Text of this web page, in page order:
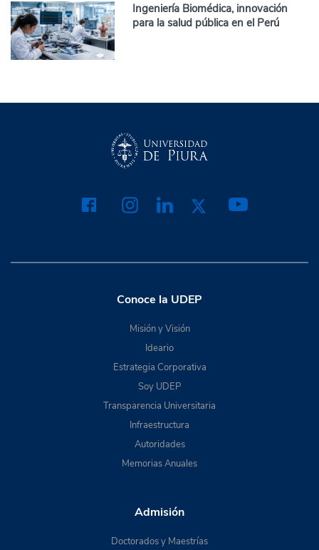
Ingeniería Biomédica, innovación
para la salud pública en el Perú
Conoce la UDEP
Misión y Visión
Ideario
Estrategia Corporativa
Soy UDEP
Transparencia Universitaria
Infraestructura
Autoridades
Memorias Anuales
Admisión
Doctorados y Maestrías